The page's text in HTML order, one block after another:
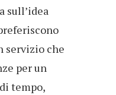
sull’idea
servizio che
per un
tempo,